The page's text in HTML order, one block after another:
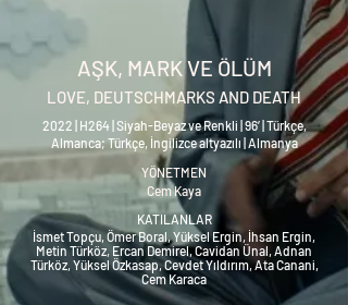
AŞK, MARK VE ÖLÜM
LOVE, DEUTSCHMARKS AND DEATH
2022 | H264 | Siyah-Beyaz ve Renkli | 96’ | Türkçe,
Almanca; Türkçe, İngilizce altyazılı | Almanya
YÖNETMEN
Cem Kaya
KATILANLAR
İsmet Topçu, Ömer Boral, Yüksel Ergin, İhsan Ergin,
Metin Türköz, Ercan Demirel, Cavidan Ünal, Adnan
Türköz, Yüksel Özkasap, Cevdet Yıldırım, Ata Canani,
Cem Karaca